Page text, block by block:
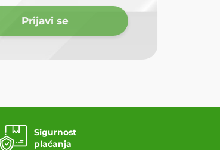
Sigurnost
plaćanja
Prijavi se